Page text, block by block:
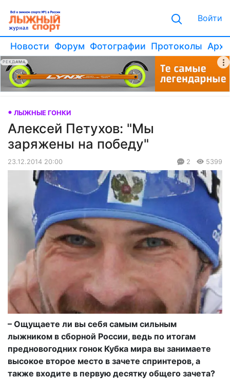
Войти
Новости Форум Фотографии Протоколы
РЕКЛАМА
ЛЫЖНЫЕ ГОНКИ
Алексей Петухов: "Мы
заряжены на победу"
23.12.2014 20:00 2 5399
– Ощущаете ли вы себя самым сильным
лыжником в сборной России, ведь по итогам
предновогодних гонок Кубка мира вы занимаете
высокое второе место в зачете спринтеров, а
также входите в первую десятку общего зачета?